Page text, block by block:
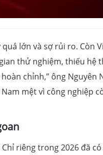
lớn và sợ rủi ro. Còn
thử nghiệm, thiếu hệ
chỉnh,” ông Nguyên
mệt vì công nghiệp
riêng trong 2026 đã